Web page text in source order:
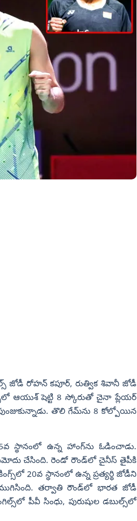
జోడీ రోహన్ కపూర్, రుత్విక శివానీ జోడీ
ఆయుశ్ షెట్టి 8 స్కోరుతో చైనా ప్లేయర్
తొలి గేమ్‌ను 8 కోల్పోయిన
స్థానంలో ఉన్న హాంగ్‌ను ఓడించాడు.
చేసింది. రెండో రౌండ్‌లో చైనీస్ తైపీకి
20వ స్థానంలో ఉన్న ప్రత్యర్థి జోడీని
తర్వాతి రౌండ్‌లో భారత జోడీ
పీవీ సింధు, పురుషుల డబుల్స్‌లో